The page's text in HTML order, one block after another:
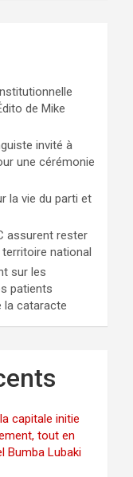
de Mike
invité à
une cérémonie
la vie du parti et
assurent rester
national
sur les
patients
la cataracte
capitale initie
tout en
Bumba Lubaki